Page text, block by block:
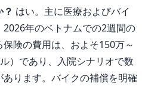
はい。主に医療およびバイ
年のベトナムでの2週間の
険の費用は、およそ150万～
）であり、入院シナリオで数
ります。バイクの補償を明確